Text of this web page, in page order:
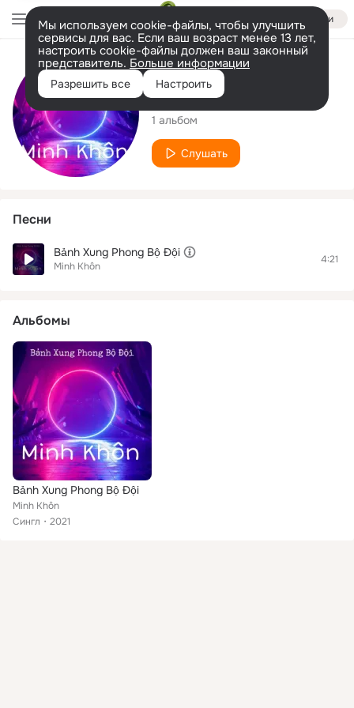
Войти
Мы используем cookie-файлы, чтобы улучшить
сервисы для вас. Если ваш возраст менее 13 лет,
настроить cookie-файлы должен ваш законный
представитель. Больше информации
Разрешить все Настроить
Исполнитель
Minh Khôn
1 альбом
Слушать
Песни
Bảnh Xung Phong Bộ Đội
Minh Khôn
4:21
Альбомы
Bảnh Xung Phong Bộ Đội
Minh Khôn
Сингл
2021